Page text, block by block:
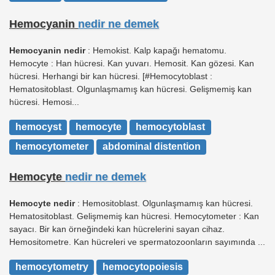
Hemocyanin nedir ne demek
Hemocyanin nedir: Hemokist. Kalp kapağı hematomu.
Hemocyte : Han hücresi. Kan yuvarı. Hemosit. Kan gözesi. Kan
hücresi. Herhangi bir kan hücresi. [#Hemocytoblast :
Hematositoblast. Olgunlaşmamış kan hücresi. Gelişmemiş kan
hücresi. Hemosi...
hemocyst hemocyte
hemocytoblast
hemocytometer
abdominal distention
Hemocyte nedir ne demek
Hemocyte nedir: Hemositoblast. Olgunlaşmamış kan hücresi.
Hematositoblast. Gelişmemiş kan hücresi. Hemocytometer : Kan
sayacı. Bir kan örneğindeki kan hücrelerini sayan cihaz.
Hemositometre. Kan hücreleri ve spermatozoonların sayımında ...
hemocytometry
hemocytopoiesis